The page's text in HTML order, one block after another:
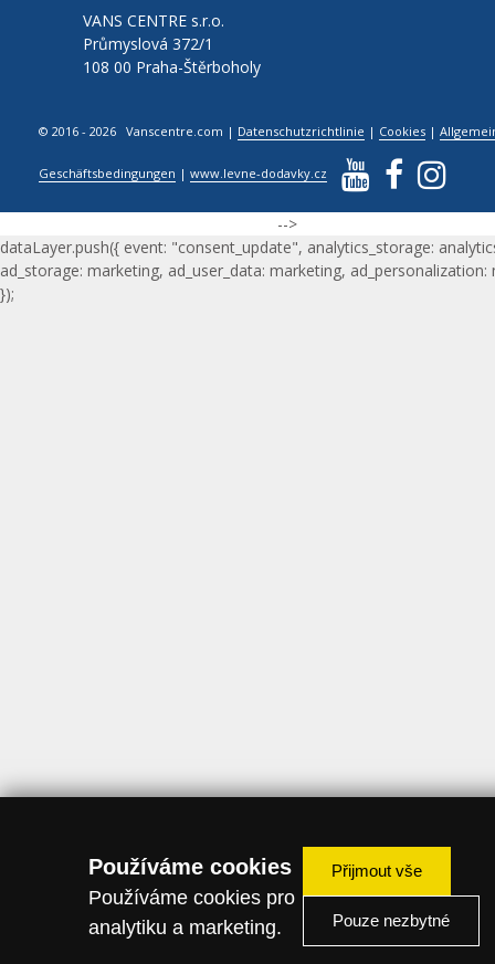
VANS CENTRE s.r.o.
Průmyslová 372/1
108 00 Praha-Štěrboholy
© 2016 - 2026 Vanscentre.com | Datenschutzrichtlinie | Cookies |
Geschäftsbedingungen |www.levne-dodavky.cz
-->
dataLayer.push({ event: "consent_update", analytics_storage:
ad_storage: marketing, ad_user_data: marketing, ad_personalization:
});
Používáme cookies
Používáme cookies pro
analytiku a marketing.
Přijmout vše
Pouze nezbytné